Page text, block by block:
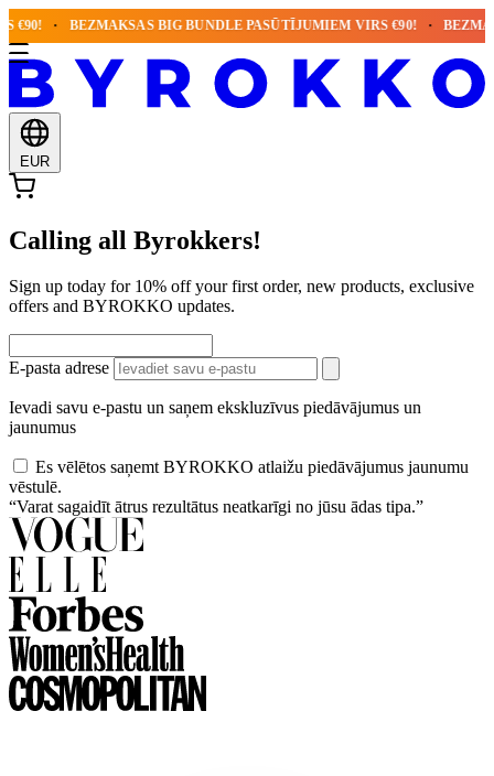
€90! BEZMAKSAS BIG BUNDLE PASŪTĪJUMIEM VIRS €90!
EUR
Calling all Byrokkers!
Sign up today for 10% off your first order, new products, exclusive
offers and BYROKKO updates.
E-pasta adrese
Ievadi savu e-pastu un saņem ekskluzīvus piedāvājumus un
jaunumus
Es vēlētos saņemt BYROKKO atlaižu piedāvājumus jaunumu
vēstulē.
“Varat sagaidīt ātrus rezultātus neatkarīgi no jūsu ādas tipa.”